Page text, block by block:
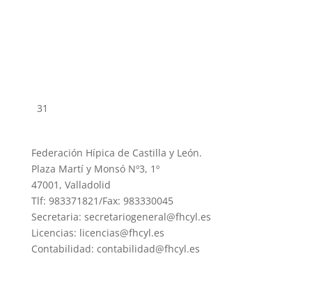
31
Federación Hípica de Castilla y León.
Plaza Martí y Monsó Nº3, 1º
47001, Valladolid
Tlf: 983371821/Fax: 983330045
Secretaria: secretariogeneral@fhcyl.es
Licencias: licencias@fhcyl.es
Contabilidad: contabilidad@fhcyl.es